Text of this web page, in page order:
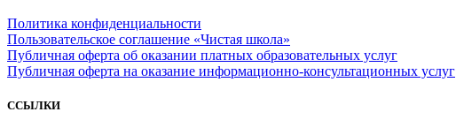
Политика конфиденциальности
Пользовательское соглашение «Чистая школа»
Публичная оферта об оказании платных образовательных услуг
Публичная оферта на оказание информационно‑консультационных услуг
ССЫЛКИ